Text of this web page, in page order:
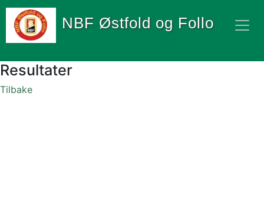
NBF Østfold og Follo
Resultater
Tilbake